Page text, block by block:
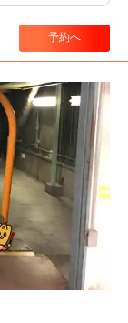
予約へ